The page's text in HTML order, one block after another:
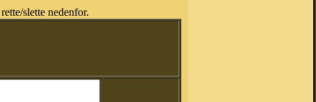
slette nedenfor.